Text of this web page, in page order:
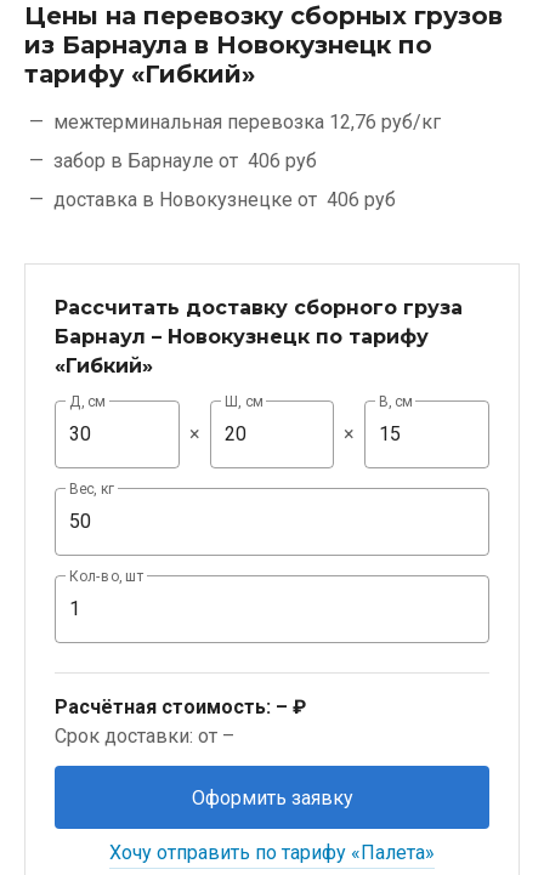
Цены на перевозку сборных грузов
из Барнаула в Новокузнецк по
тарифу «Гибкий»
межтерминальная перевозка 12,76 руб/кг
забор в Барнауле от 406 руб
доставка в Новокузнецке от 406 руб
Рассчитать доставку сборного груза
Барнаул – Новокузнецк по тарифу
«Гибкий»
Д, см
×
Ш, см
×
В, см
Вес, кг
Кол-во, шт
Расчётная стоимость: – ₽
Срок доставки: от –
Оформить заявку
Хочу отправить по тарифу «Палета»